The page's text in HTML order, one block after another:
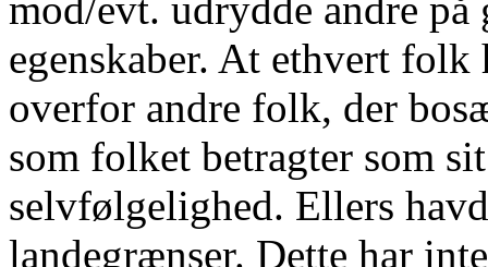
egenskaber. At ethvert
overfor andre folk, der
som folket betragter som
selvfølgelighed. Ellers
landegrænser. Dette har